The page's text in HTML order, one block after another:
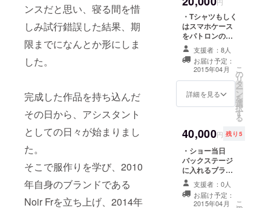
ンスだと思い、寝る間を惜
しみ試行錯誤した結果、期
限までになんとか形にしま
した。
完成した作品を持ち込んだ
その日から、アシスタント
としての日々が始まりまし
た。
そこで服作りを学び、2010
年自身のブランドである
Noir Frを立ち上げ、2014年
日の間で渋谷に
て開催、3月上旬
発送予定） ・直
筆のお礼状
・Tシャツもしく
はスマホケース
をパトロンの方
とコラボして制
作し、オンライ
ンショップにて
コラボされた方
のお名前を掲載
し販売 ・ショー
の招待状（2015
にて開催、3月上
旬発送予定） ・
直筆のお礼状
支援者：8人
お届け予定：
2015年04月
詳細を見る
こ
の
リ
タ
ー
ン
を
選
択
す
る
40,000円 残り5
・ショー当日
バックステージ
に入れるブラン
ドパス（2015年
3月16日から21
日の間で渋谷に
支援者：0人
お届け予定：
2015年04月
こ